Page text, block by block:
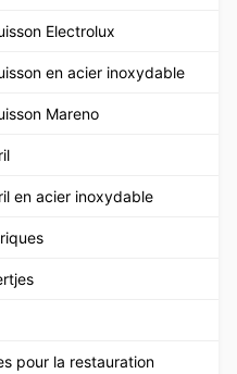
Electrolux
en acier inoxydable
Mareno
en acier inoxydable
pour la restauration